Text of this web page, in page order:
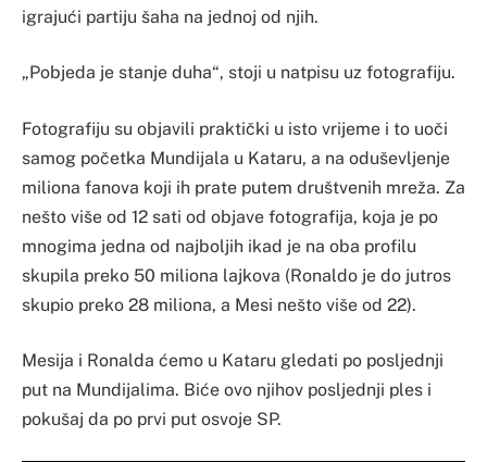
igrajući partiju šaha na jednoj od njih.
„Pobjeda je stanje duha“, stoji u natpisu uz fotografiju.
Fotografiju su objavili praktički u isto vrijeme i to uoči
samog početka Mundijala u Kataru, a na oduševljenje
miliona fanova koji ih prate putem društvenih mreža. Za
nešto više od 12 sati od objave fotografija, koja je po
mnogima jedna od najboljih ikad je na oba profilu
skupila preko 50 miliona lajkova (Ronaldo je do jutros
skupio preko 28 miliona, a Mesi nešto više od 22).
Mesija i Ronalda ćemo u Kataru gledati po posljednji
put na Mundijalima. Biće ovo njihov posljednji ples i
pokušaj da po prvi put osvoje SP.